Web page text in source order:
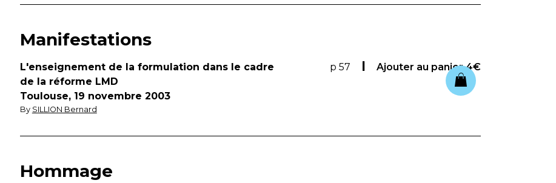
Manifestations
L'enseignement de la formulation dans le cadre
de la réforme LMD
Toulouse, 19 novembre 2003
By SILLION Bernard
p 57 Ajouter au panier4€
Hommage